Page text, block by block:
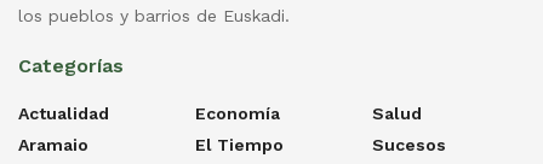
los pueblos y barrios de Euskadi.
Categorías
Actualidad
Aramaio
Economía
El Tiempo
Salud
Sucesos